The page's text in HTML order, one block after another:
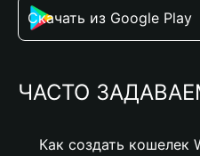
Скачать из Google Play
ЧАСТО
Как создать кошелек